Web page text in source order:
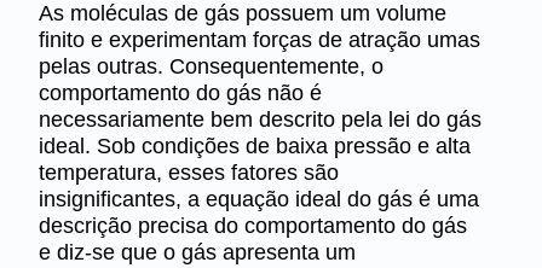
As moléculas de gás possuem um volume
finito e experimentam forças de atração umas
pelas outras. Consequentemente, o
comportamento do gás não é
necessariamente bem descrito pela lei do gás
ideal. Sob condições de baixa pressão e alta
temperatura, esses fatores são
insignificantes, a equação ideal do gás é uma
descrição precisa do comportamento do gás
e diz-se que o gás apresenta um